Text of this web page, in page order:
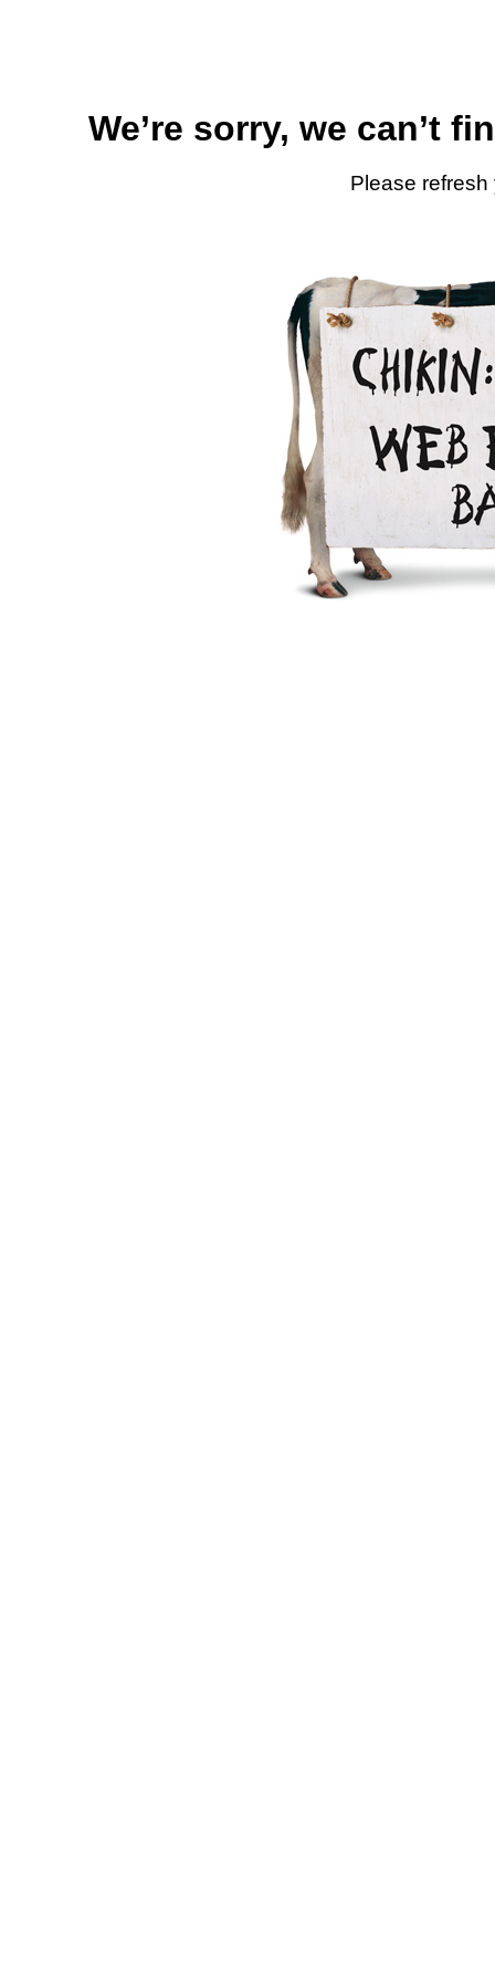
We’re sorry, we can’t
Please refresh